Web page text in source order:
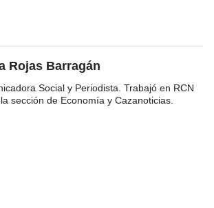
Rojas Barragán
Social y Periodista. Trabajó en RCN
sección de Economía y Cazanoticias.